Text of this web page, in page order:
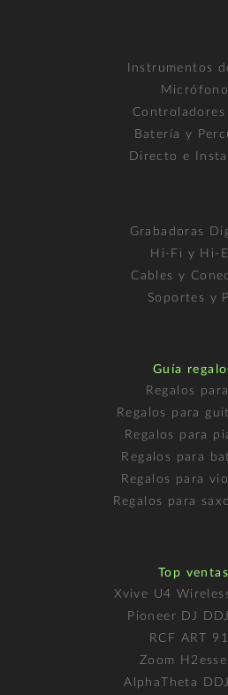
Instrumentos
Controladores
Batería y
Directo e
Grabadoras
Hi-Fi y Hi-
Cables y
Soportes y
Guía
Regalos
Regalos para
Regalos para
Regalos para
Regalos para
Regalos para
Top ventas
Xvive U4
Pioneer DJ
RCF ART
Zoom
AlphaTheta